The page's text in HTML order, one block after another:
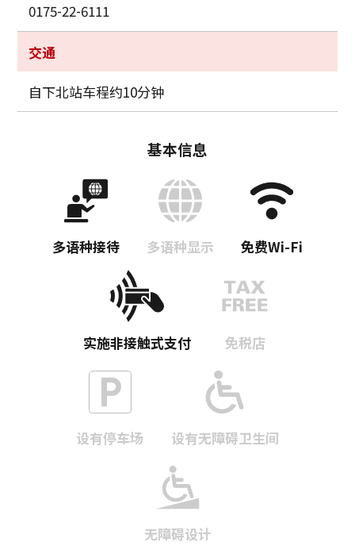
0175-22-6111
交通
自下北站车程约10分钟
基本信息
多语种接待 多语种显示 免费Wi-Fi
实施非接触式支付 免税店
设有停车场 设有无障碍卫生间
无障碍设计
复制链接